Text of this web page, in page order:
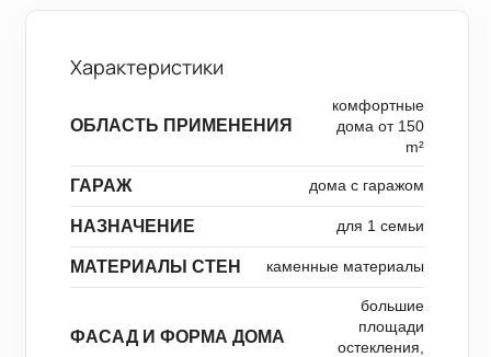
Характеристики
ОБЛАСТЬ ПРИМЕНЕНИЯ
комфортные
дома от 150
m²
ГАРАЖ дома с гаражом
НАЗНАЧЕНИЕ для 1 семьи
МАТЕРИАЛЫ СТЕН каменные материалы
ФАСАД И ФОРМА ДОМА
большие
площади
остекления,